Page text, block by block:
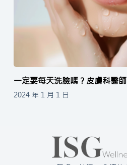
一定要每天洗臉嗎？皮膚科醫
2024 年 1 月 1 日